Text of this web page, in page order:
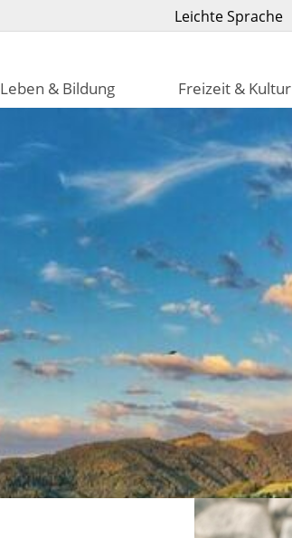
Leichte Sprache
Leben & Bildung Freizeit & Kultur